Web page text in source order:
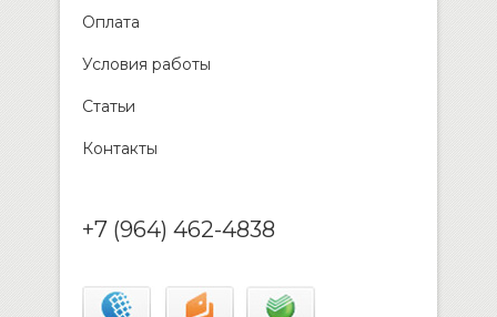
Оплата
Условия работы
Статьи
Контакты
+7 (964) 462-4838